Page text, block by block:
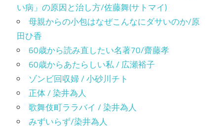
い病」の原因と治し方/佐藤舞(サトマイ)
母親からの小包はなぜこんなにダサいのか/原
田ひ香
60歳から読み直したい名著70/齋藤孝
60歳からあたらしい私 / 広瀬裕子
ゾンビ回収婦 / 小砂川チト
正体 / 染井為人
歌舞伎町ララバイ / 染井為人
みずいらず/染井為人